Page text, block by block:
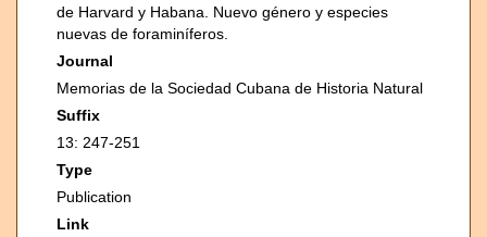
de Harvard y Habana. Nuevo género y especies
nuevas de foraminíferos.
Journal
Memorias de la Sociedad Cubana de Historia Natural
Suffix
13: 247-251
Type
Publication
Link